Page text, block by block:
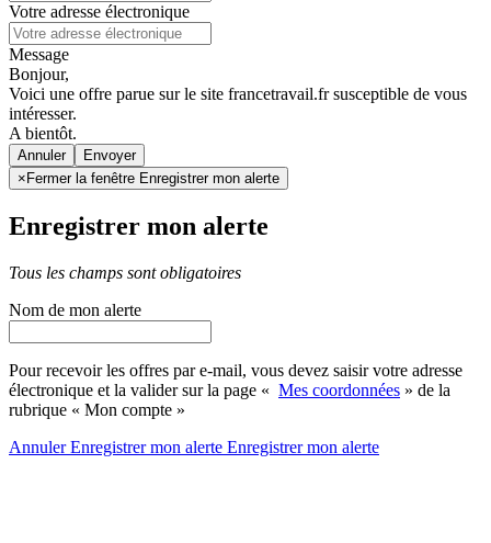
Votre adresse électronique
Message
Bonjour,
Voici une offre parue sur le site francetravail.fr susceptible de vous
intéresser.
A bientôt.
Annuler
× Fermer la fenêtre Enregistrer mon alerte
Enregistrer mon alerte
Tous les champs sont obligatoires
Nom de mon alerte
Pour recevoir les offres par e-mail, vous devez saisir votre adresse
électronique et la valider sur la page « Mes coordonnées » de la
rubrique « Mon compte »
AnnulerEnregistrer mon alerte Enregistrermon alerte